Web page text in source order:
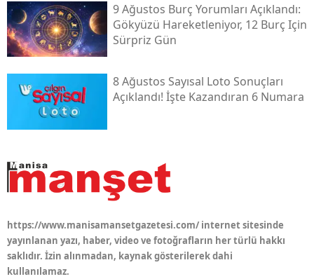
9 Ağustos Burç Yorumları Açıklandı:
Gökyüzü Hareketleniyor, 12 Burç Için
Sürpriz Gün
8 Ağustos Sayısal Loto Sonuçları
Açıklandı! İşte Kazandıran 6 Numara
https://www.manisamansetgazetesi.com/ internet sitesinde
yayınlanan yazı, haber, video ve fotoğrafların her türlü hakkı
saklıdır. İzin alınmadan, kaynak gösterilerek dahi
kullanılamaz.